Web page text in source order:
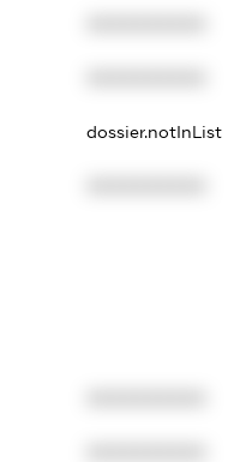
dossier.notInList